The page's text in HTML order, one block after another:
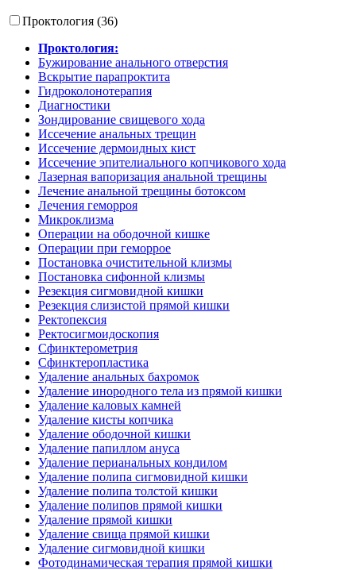
Проктология (36)
Проктология:
Бужирование анального отверстия
Вскрытие парапроктита
Гидроколонотерапия
Диагностики
Зондирование свищевого хода
Иссечение анальных трещин
Иссечение дермоидных кист
Иссечение эпителиального копчикового хода
Лазерная вапоризация анальной трещины
Лечение анальной трещины ботоксом
Лечения геморроя
Микроклизма
Операции на ободочной кишке
Операции при геморрое
Постановка очистительной клизмы
Постановка сифонной клизмы
Резекция сигмовидной кишки
Резекция слизистой прямой кишки
Ректопексия
Ректосигмоидоскопия
Сфинктерометрия
Сфинктеропластика
Удаление анальных бахромок
Удаление инородного тела из прямой кишки
Удаление каловых камней
Удаление кисты копчика
Удаление ободочной кишки
Удаление папиллом ануса
Удаление перианальных кондилом
Удаление полипа сигмовидной кишки
Удаление полипа толстой кишки
Удаление полипов прямой кишки
Удаление прямой кишки
Удаление свища прямой кишки
Удаление сигмовидной кишки
Фотодинамическая терапия прямой кишки